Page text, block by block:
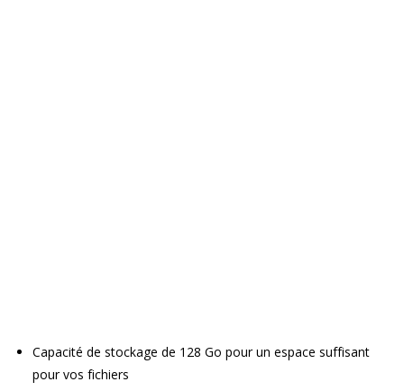
Capacité de stockage de 128 Go pour un espace suffisant
pour vos fichiers